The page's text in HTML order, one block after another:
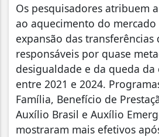
Os pesquisadores atribuem
ao aquecimento do
expansão das
responsáveis por quase
desigualdade e da queda da
entre 2021 e 2024.
Família, Benefício de
Auxílio Brasil e Auxílio
mostraram mais efetivos